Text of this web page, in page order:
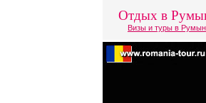
Отдых в
Визы и туры в